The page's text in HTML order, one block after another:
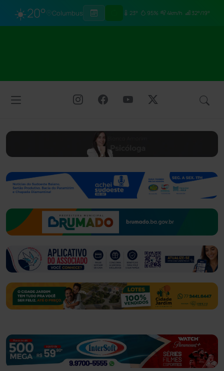
☀️20° Columbus 23° 95% 4km/h 32°/19°